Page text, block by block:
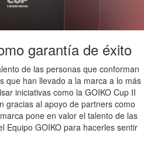
garantía de éxito
de las personas que conforman
que han llevado a la marca a lo más
iniciativas como la GOIKO Cup II
gracias al apoyo de partners como
pone en valor el talento de las
Equipo GOIKO para hacerles sentir